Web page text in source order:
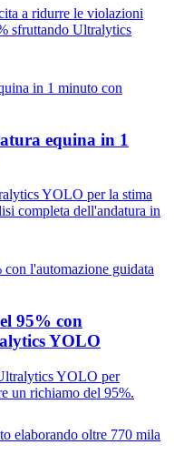
a ridurre le violazioni
sfruttando Ultralytics
equina in 1
YOLO per la stima
completa dell'andatura in
95% con
YOLO
YOLO per
un richiamo del 95%.